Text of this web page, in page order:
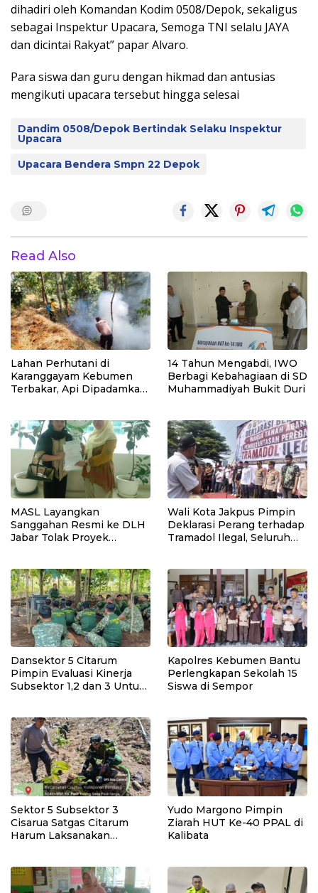
dihadiri oleh Komandan Kodim 0508/Depok, sekaligus
sebagai Inspektur Upacara, Semoga TNI selalu JAYA
dan dicintai Rakyat” papar Alvaro.
Para siswa dan guru dengan hikmad dan antusias
mengikuti upacara tersebut hingga selesai
Dandim 0508/Depok Bertindak Selaku Inspektur
Upacara
Upacara Bendera Smpn 22 Depok
Read Also
Lahan Perhutani di
Karanggayam Kebumen
Terbakar, Api Dipadamkan
14 Tahun Mengabdi, IWO
Berbagi Kebahagiaan di SD
Muhammadiyah Bukit Duri
MASL Layangkan
Sanggahan Resmi ke DLH
Jabar Tolak Proyek
Budaya dan Risiko Gempa
Sesar Baribis
Wali Kota Jakpus Pimpin
Deklarasi Perang terhadap
Tramadol Ilegal, Seluruh
Dansektor 5 Citarum
Pimpin Evaluasi Kinerja
Subsektor 1,2 dan 3 Untuk
Lingkungan
Kapolres Kebumen Bantu
Perlengkapan Sekolah 15
Siswa di Sempor
Sektor 5 Subsektor 3
Cisarua Satgas Citarum
Harum Laksanakan
Perkuat Edukasi
Kepedulian Lingkungan
Yudo Margono Pimpin
Ziarah HUT Ke-40 PPAL di
Kalibata